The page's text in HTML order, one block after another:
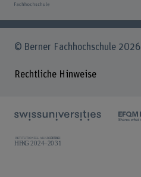
© Berner Fachhochschule 2026
Rechtliche Hinweise